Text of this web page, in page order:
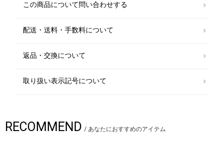
この商品について問い合わせする
配送・送料・手数料について
返品・交換について
取り扱い表示記号について
RECOMMEND / あなたにおすすめのアイテム